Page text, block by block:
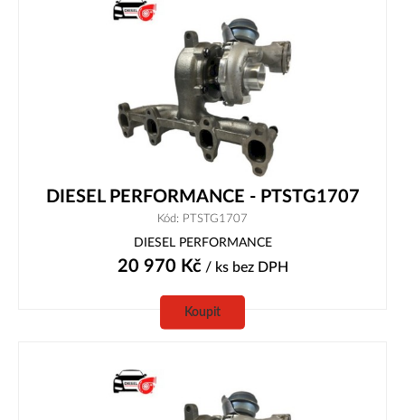
DIESEL PERFORMANCE - PTSTG1707
Kód: PTSTG1707
DIESEL PERFORMANCE
20 970 Kč/ ks bez DPH
Koupit